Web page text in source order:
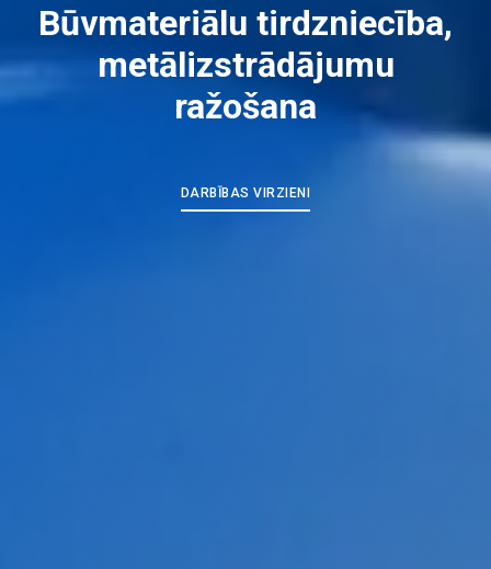
Būvmateriālu tirdzniecība,
metālizstrādājumu
ražošana
DARBĪBAS VIRZIENI